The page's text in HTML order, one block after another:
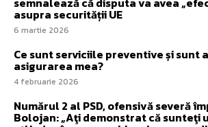
asupra securității UE
6 martie 2026
Ce sunt serviciile preventive și sunt
asigurarea mea?
4 februarie 2026
Numărul 2 al PSD, ofensivă severă
Bolojan: „Aţi demonstrat că sunteţi